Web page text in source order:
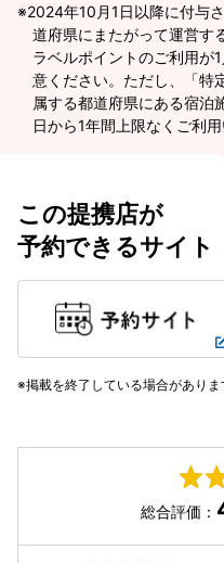
2024年10月1日以降に付与
道府県にまたがって運営す
ラベルポイントのご利用が
意ください。ただし、「特
属する都道府県にある宿泊
日から1年間上限なくご利用
この提携店が
予約できるサイト
掲載を終了している場合がありま
総合評価：